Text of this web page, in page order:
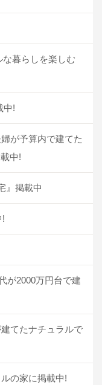
な暮らしを楽しむ
中!
が予算内で建てた
中!
』掲載中
!
が2000万円台で建
てたナチュラルで
の家に掲載中!